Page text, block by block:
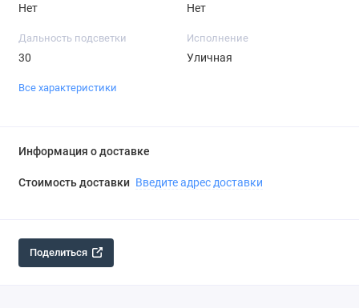
Нет Нет
Дальность подсветки
30
Исполнение
Уличная
Все характеристики
Информация о доставке
Стоимость доставки Введите адрес доставки
Поделиться